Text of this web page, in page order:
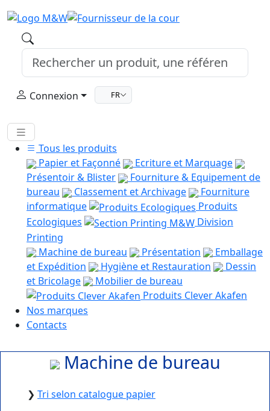
Connexion FR
Tous les produits
Papier et Façonné
Ecriture et Marquage
Présentoir & Blister
Fourniture & Equipement de
bureau
Classement et Archivage
Fourniture
informatique
Produits
Ecologiques
Division
Printing
Machine de bureau
Présentation
Emballage
et Expédition
Hygiène et Restauration
Dessin
et Bricolage
Mobilier de bureau
Produits Clever Akafen
Nos marques
Contacts
Machine de bureau
❯ Tri selon catalogue papier